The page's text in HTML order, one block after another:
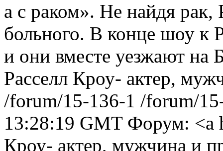
а с раком». Не найдя рак,
больного. В конце шоу к
и они вместе уезжают на
Расселл Кроу- актер,
/forum/15-136-1 /forum/
13:28:19 GMT Форум: <a
Кроу- актер, мужчина и